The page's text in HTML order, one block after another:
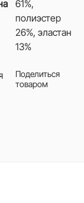
61%,
полиэстер
26%, эластан
13%
Поделиться
товаром